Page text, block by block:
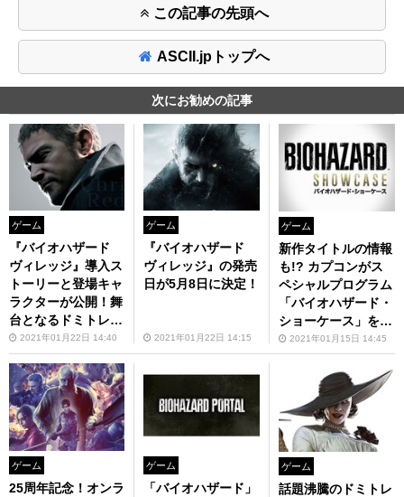
この記事の先頭へ
ASCII.jpトップへ
次にお勧めの記事
ゲーム
『バイオハザード
ヴィレッジ』導入ス
トーリーと登場キャ
ラクターが公開！舞
台となるドミトレス
ク城の最新画像も
2021年01月22日 14:40
ゲーム
『バイオハザード
ヴィレッジ』の発売
日が5月8日に決定！
2021年01月22日 14:15
ゲーム
新作タイトルの情報
も!? カプコンがス
ペシャルプログラム
「バイオハザード・
ショーケース」を1
月22日に放送！
2021年01月15日 14:45
ゲーム
25周年記念！オンラ
ゲーム
「バイオハザード」
ゲーム
話題沸騰のドミトレ